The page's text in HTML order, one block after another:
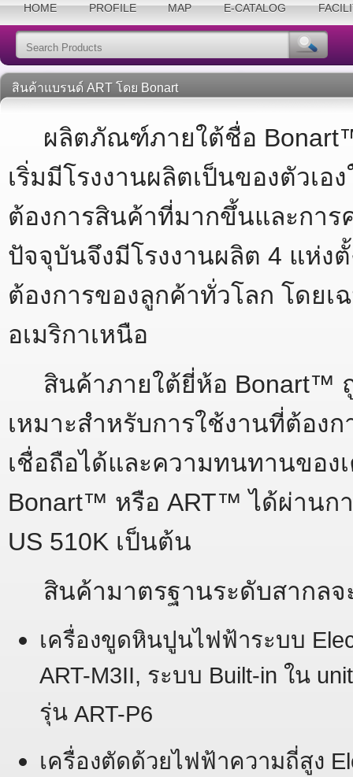
HOME PROFILE MAP E-CATALOG
สินค้าแบรนด์ ART โดย Bonart
ผลิตภัณฑ์ภายใต้ชื่อ Bonart™
เริ่มมีโรงงานผลิตเป็นของตัวเอ
ต้องการสินค้าที่มากขึ้นและกา
ปัจจุบันจึงมีโรงงานผลิต 4 แห่ง
ต้องการของลูกค้าทั่วโลก โดยเ
อเมริกาเหนือ
สินค้าภายใต้ยี่ห้อ Bonart™
เหมาะสำหรับการใช้งานที่ต้อ
เชื่อถือได้และความทนทานของ
Bonart™ หรือ ART™ ได้ผ่านกา
US 510K เป็นต้น
สินค้ามาตรฐานระดับสากลจ
เครื่องขูดหินปูนไฟฟ้าระบบ
ART-M3II, ระบบ Built-in ใน
รุ่น ART-P6
เครื่องตัดด้วยไฟฟ้าความถี่สูง